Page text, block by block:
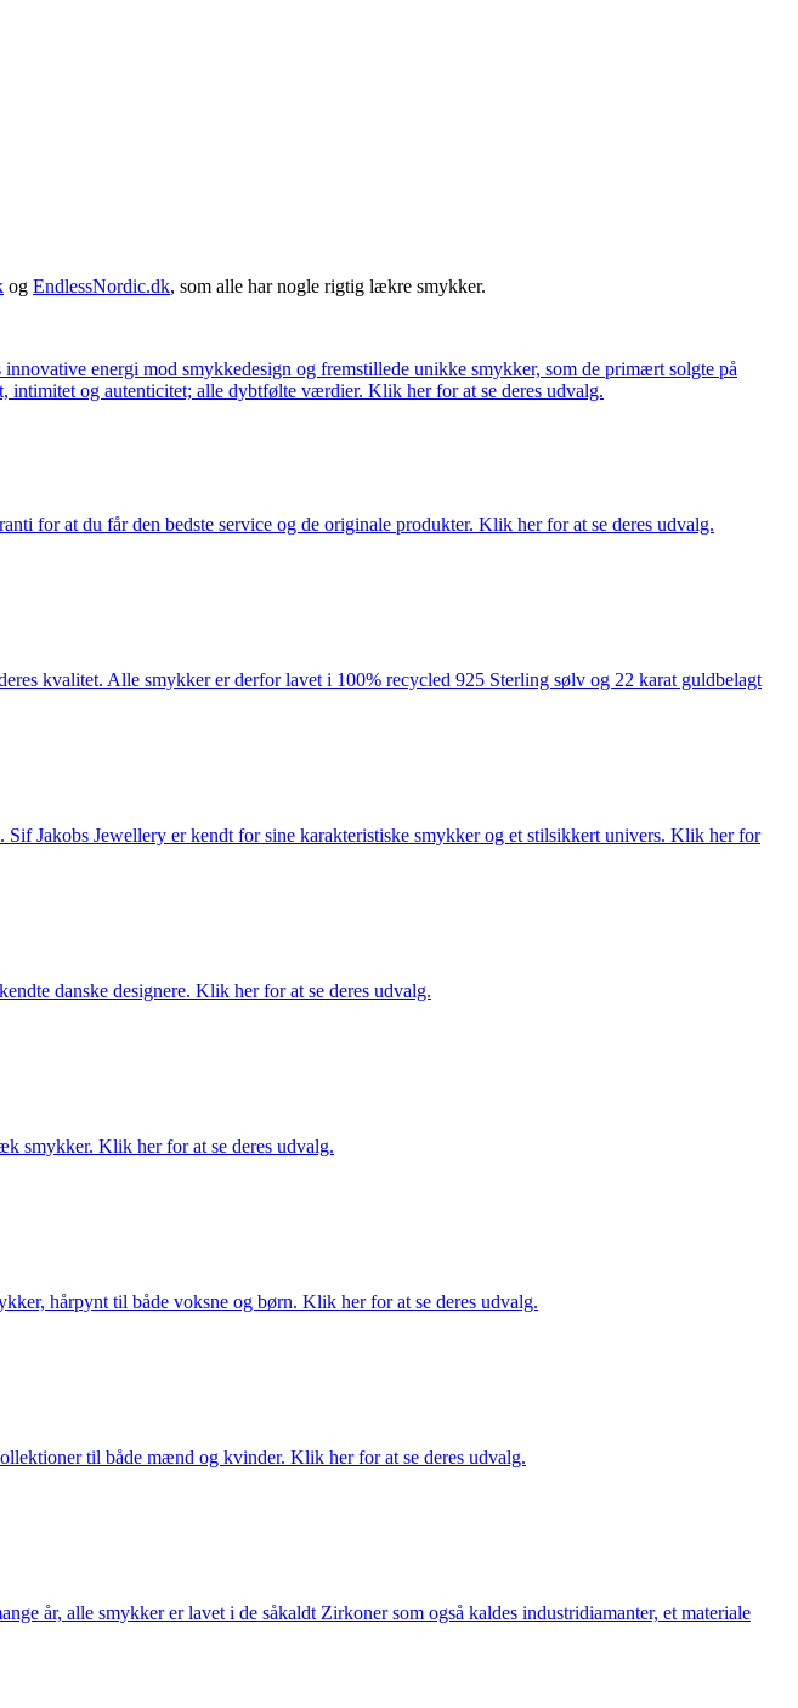
og EndlessNordic.dk, som alle har nogle rigtig lækre smykker.
energi mod smykkedesign og fremstillede unikke smykker, som de primært solgte på
intimitet og autenticitet; alle dybtfølte værdier. Klik her for at se deres udvalg.
for at du får den bedste service og de originale produkter. Klik her for at se deres udvalg.
kvalitet. Alle smykker er derfor lavet i 100% recycled 925 Sterling sølv og 22 karat guldbelagt
Jakobs Jewellery er kendt for sine karakteristiske smykker og et stilsikkert univers. Klik her for
danske designere. Klik her for at se deres udvalg.
smykker. Klik her for at se deres udvalg.
hårpynt til både voksne og børn. Klik her for at se deres udvalg.
til både mænd og kvinder. Klik her for at se deres udvalg.
år, alle smykker er lavet i de såkaldt Zirkoner som også kaldes industridiamanter, et materiale